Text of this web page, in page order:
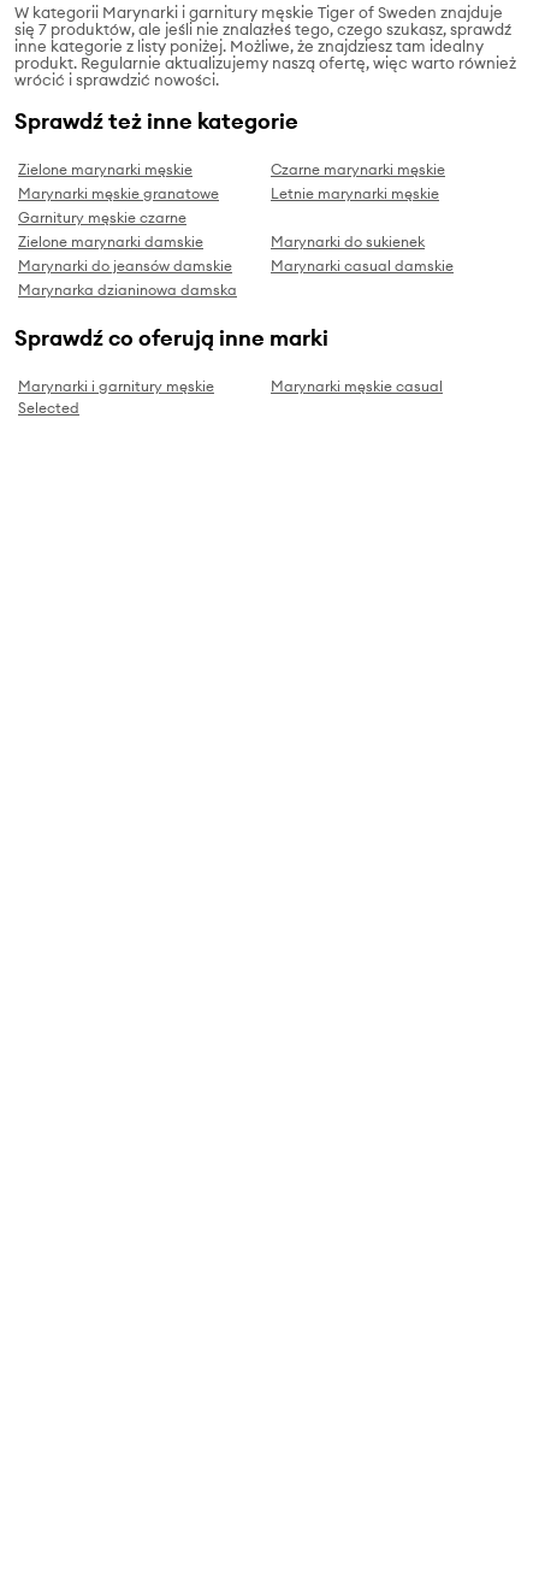
W kategorii Marynarki i garnitury męskie Tiger of Sweden znajduje
się 7 produktów, ale jeśli nie znalazłeś tego, czego szukasz, sprawdź
inne kategorie z listy poniżej. Możliwe, że znajdziesz tam idealny
produkt. Regularnie aktualizujemy naszą ofertę, więc warto również
wrócić i sprawdzić nowości.
Sprawdź też inne kategorie
Zielone marynarki męskie
Czarne marynarki męskie
Marynarki męskie granatowe
Letnie marynarki męskie
Garnitury męskie czarne
Zielone marynarki damskie
Marynarki do sukienek
Marynarki do jeansów damskie
Marynarki casual damskie
Marynarka dzianinowa damska
Sprawdź co oferują inne marki
Marynarki i garnitury męskie
Selected
Marynarki męskie casual